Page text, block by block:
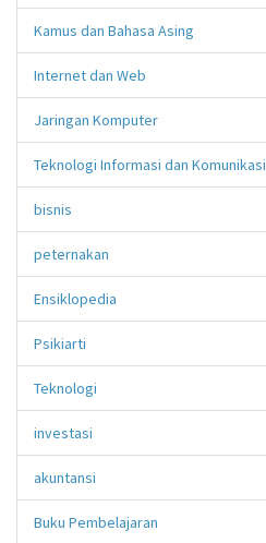
Kamus dan Bahasa Asing
Internet dan Web
Jaringan Komputer
Teknologi Informasi dan Komunikasi
bisnis
peternakan
Ensiklopedia
Psikiarti
Teknologi
investasi
akuntansi
Buku Pembelajaran